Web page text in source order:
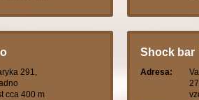
291,
cca 400 m
Shock bar
Adresa: